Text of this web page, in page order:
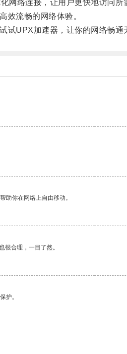
络连接，让用户更快地访问所
流畅的网络体验。
UPX加速器，让你的网络畅通
助你在网络上自由移动。
很合理，一目了然。
护。